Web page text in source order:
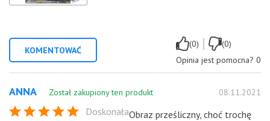
KOMENTOWAĆ
(0) |
(0)
Opinia jest pomocna? 0
ANNA Został zakupiony ten produkt 08.11.2021
DoskonałaObraz prześliczny, choć trochę